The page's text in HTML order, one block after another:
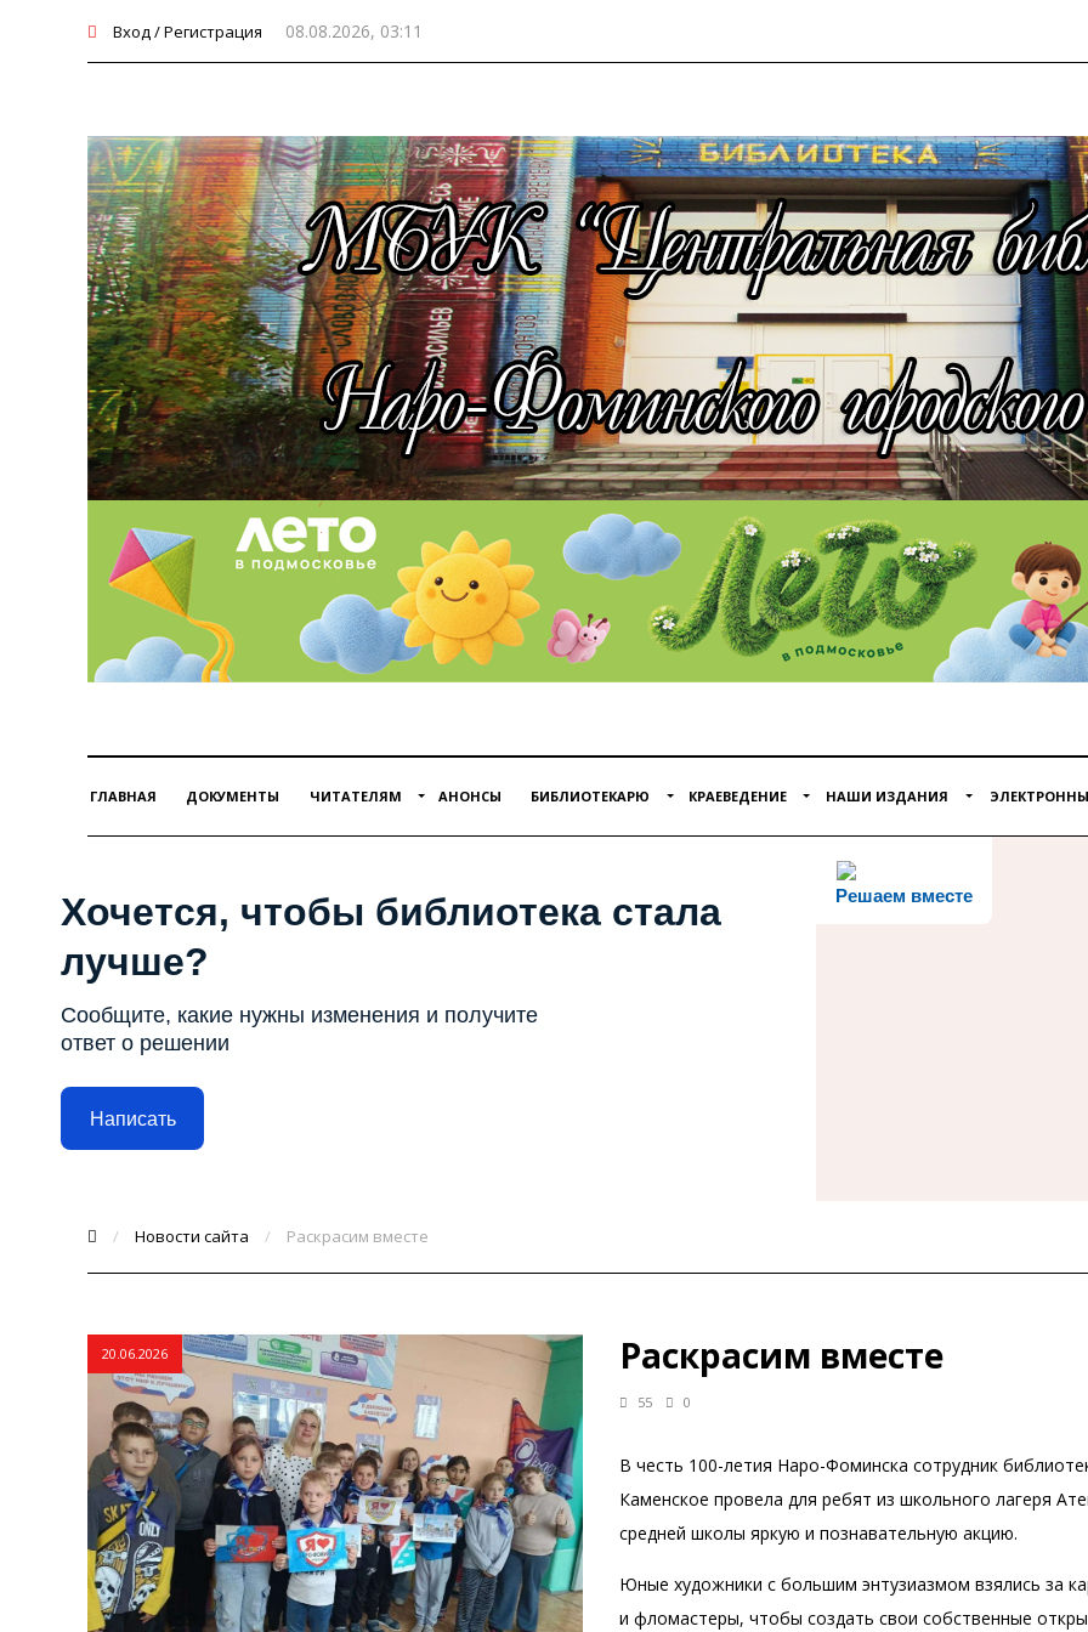
Вход / Регистрация 08.08.2026, 03:11
ГЛАВНАЯ ДОКУМЕНТЫ ЧИТАТЕЛЯМ АНОНСЫ БИБЛИОТЕКАРЮ КРАЕВЕДЕНИЕ НАШИ ИЗДАНИЯ
Решаем вместе
Хочется, чтобы библиотека стала
лучше?
Сообщите, какие нужны изменения и получите
ответ о решении
Написать
/ Новости сайта / Раскрасим вместе
20.06.2026 Раскрасим вместе
55 0
В честь 100-летия Наро-Фоминска сотрудник
Каменское провела для ребят из школьного лагеря
средней школы яркую и познавательную акцию.
Юные художники с большим энтузиазмом взялись за
и фломастеры, чтобы создать свои собственные